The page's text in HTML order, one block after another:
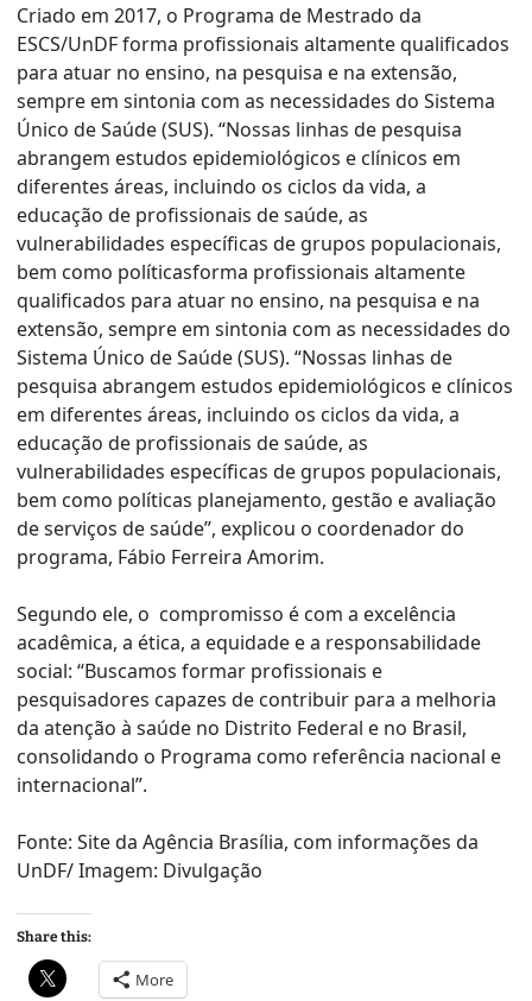
Criado em 2017, o Programa de Mestrado da
ESCS/UnDF forma profissionais altamente qualificados
para atuar no ensino, na pesquisa e na extensão,
sempre em sintonia com as necessidades do Sistema
Único de Saúde (SUS). “Nossas linhas de pesquisa
abrangem estudos epidemiológicos e clínicos em
diferentes áreas, incluindo os ciclos da vida, a
educação de profissionais de saúde, as
vulnerabilidades específicas de grupos populacionais,
bem como políticasforma profissionais altamente
qualificados para atuar no ensino, na pesquisa e na
extensão, sempre em sintonia com as necessidades do
Sistema Único de Saúde (SUS). “Nossas linhas de
pesquisa abrangem estudos epidemiológicos e clínicos
em diferentes áreas, incluindo os ciclos da vida, a
educação de profissionais de saúde, as
vulnerabilidades específicas de grupos populacionais,
bem como políticas planejamento, gestão e avaliação
de serviços de saúde”, explicou o coordenador do
programa, Fábio Ferreira Amorim.
Segundo ele, o compromisso é com a excelência
acadêmica, a ética, a equidade e a responsabilidade
social: “Buscamos formar profissionais e
pesquisadores capazes de contribuir para a melhoria
da atenção à saúde no Distrito Federal e no Brasil,
consolidando o Programa como referência nacional e
internacional”.
Fonte: Site da Agência Brasília, com informações da
UnDF/ Imagem: Divulgação
Share this:
More